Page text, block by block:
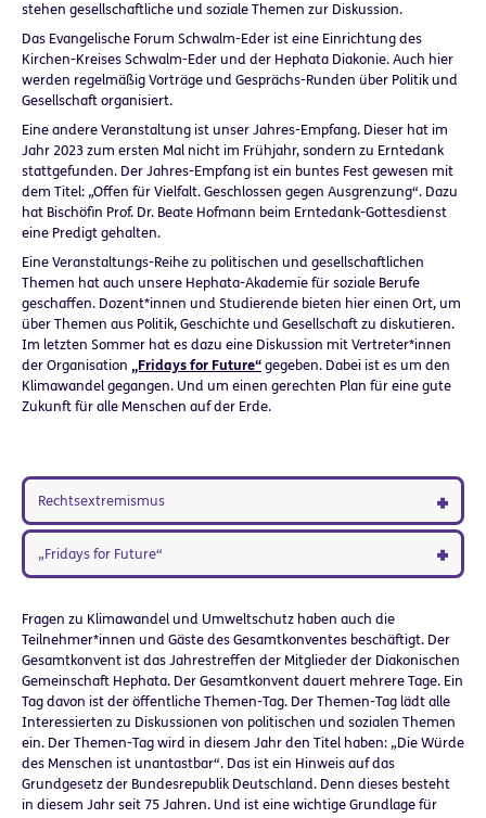
stehen gesellschaftliche und soziale Themen zur Diskussion.
Das Evangelische Forum Schwalm-Eder ist eine Einrichtung des
Kirchen-Kreises Schwalm-Eder und der Hephata Diakonie. Auch hier
werden regelmäßig Vorträge und Gesprächs-Runden über Politik und
Gesellschaft organisiert.
Eine andere Veranstaltung ist unser Jahres-Empfang. Dieser hat im
Jahr 2023 zum ersten Mal nicht im Frühjahr, sondern zu Erntedank
stattgefunden. Der Jahres-Empfang ist ein buntes Fest gewesen mit
dem Titel: „Offen für Vielfalt. Geschlossen gegen Ausgrenzung“. Dazu
hat Bischöfin Prof. Dr. Beate Hofmann beim Erntedank-Gottesdienst
eine Predigt gehalten.
Eine Veranstaltungs-Reihe zu politischen und gesellschaftlichen
Themen hat auch unsere Hephata-Akademie für soziale Berufe
geschaffen. Dozent*innen und Studierende bieten hier einen Ort, um
über Themen aus Politik, Geschichte und Gesellschaft zu diskutieren.
Im letzten Sommer hat es dazu eine Diskussion mit Vertreter*innen
der Organisation „Fridays for Future“ gegeben. Dabei ist es um den
Klimawandel gegangen. Und um einen gerechten Plan für eine gute
Zukunft für alle Menschen auf der Erde.
Rechtsextremismus
„Fridays for Future“
Fragen zu Klimawandel und Umweltschutz haben auch die
Teilnehmer*innen und Gäste des Gesamtkonventes beschäftigt. Der
Gesamtkonvent ist das Jahrestreffen der Mitglieder der Diakonischen
Gemeinschaft Hephata. Der Gesamtkonvent dauert mehrere Tage. Ein
Tag davon ist der öffentliche Themen-Tag. Der Themen-Tag lädt alle
Interessierten zu Diskussionen von politischen und sozialen Themen
ein. Der Themen-Tag wird in diesem Jahr den Titel haben: „Die Würde
des Menschen ist unantastbar“. Das ist ein Hinweis auf das
Grundgesetz der Bundesrepublik Deutschland. Denn dieses besteht
in diesem Jahr seit 75 Jahren. Und ist eine wichtige Grundlage für